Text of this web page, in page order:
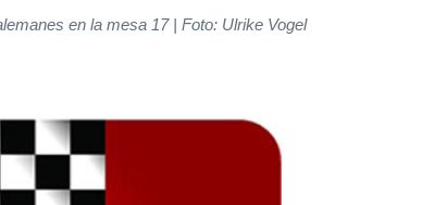
en la mesa 17 | Foto: Ulrike Vogel